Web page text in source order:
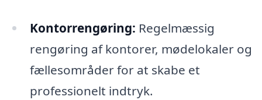
Kontorrengøring: Regelmæssig
rengøring af kontorer, mødelokaler og
fællesområder for at skabe et
professionelt indtryk.